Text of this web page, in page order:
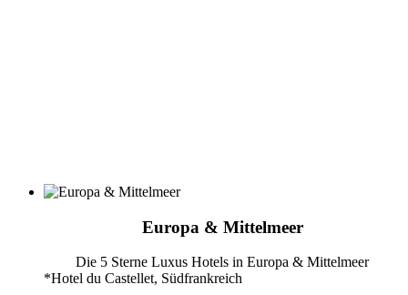
Europa & Mittelmeer
Die 5 Sterne Luxus Hotels in Europa & Mittelmeer
*Hotel du Castellet, Südfrankreich